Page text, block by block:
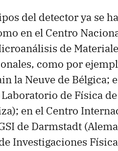
del detector ya se
en el Centro
de
como por
la Neuve de Bélgica;
de Física
en el Centro
de Darmstadt
Investigaciones